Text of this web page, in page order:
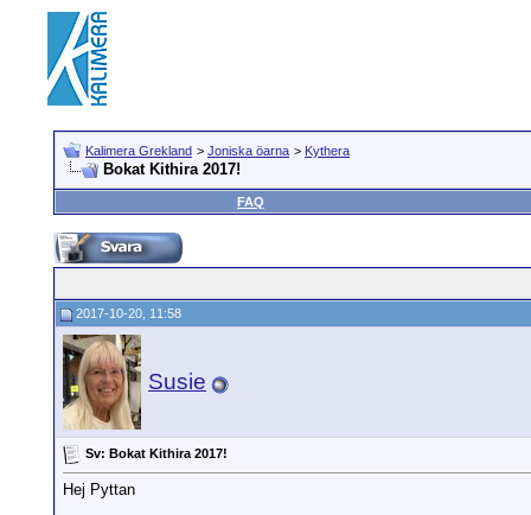
Kalimera Grekland > Joniska öarna > Kythera
Bokat Kithira 2017!
FAQ
2017-10-20, 11:58
Susie
Sv: Bokat Kithira 2017!
Hej Pyttan